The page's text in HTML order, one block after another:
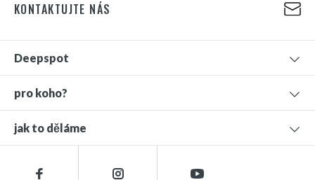
KONTAKTUJTE NÁS
Deepspot
pro koho?
jak to děláme